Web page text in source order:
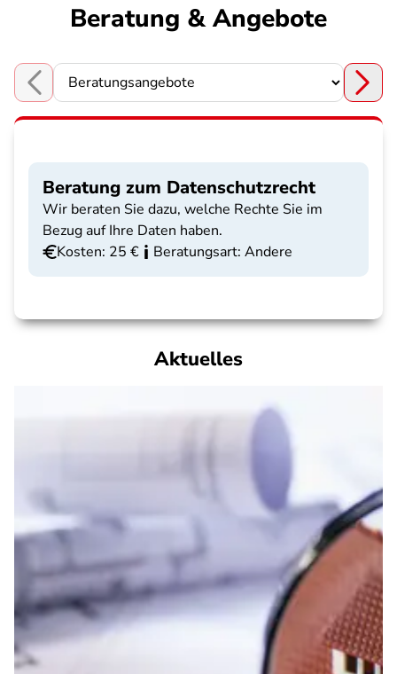
Beratung & Angebote
Choose a section
Beratung zum Datenschutzrecht
Wir beraten Sie dazu, welche Rechte Sie im
Bezug auf Ihre Daten haben.
Kosten: 25 €
Beratungsart: Andere
Aktuelles